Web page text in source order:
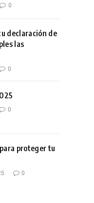
0
declaración de
las
0
0
proteger tu
0